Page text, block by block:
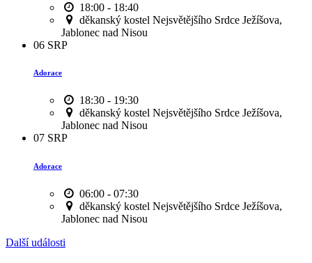
18:00 - 18:40
děkanský kostel Nejsvětějšího Srdce Ježíšova,
Jablonec nad Nisou
06 SRP
Adorace
18:30 - 19:30
děkanský kostel Nejsvětějšího Srdce Ježíšova,
Jablonec nad Nisou
07 SRP
Adorace
06:00 - 07:30
děkanský kostel Nejsvětějšího Srdce Ježíšova,
Jablonec nad Nisou
Další události